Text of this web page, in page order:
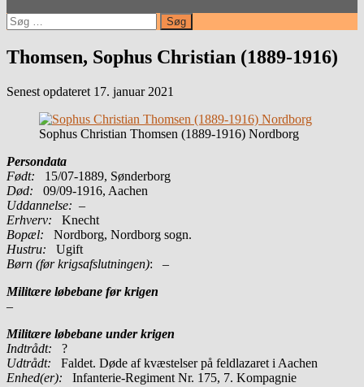
Søg
efter:
Thomsen, Sophus Christian (1889-1916)
Senest opdateret 17. januar 2021
Sophus Christian Thomsen (1889-1916) Nordborg
Persondata
Født: 15/07-1889, Sønderborg
Død: 09/09-1916, Aachen
Uddannelse: –
Erhverv: Knecht
Bopæl: Nordborg, Nordborg sogn.
Hustru: Ugift
Børn (før krigsafslutningen): –
Militære løbebane før krigen
–
Militære løbebane under krigen
Indtrådt: ?
Udtrådt: Faldet. Døde af kvæstelser på feldlazaret i Aachen
Enhed(er):
Infanterie-Regiment Nr. 175, 7. Kompagnie